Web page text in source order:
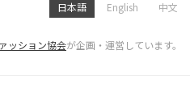
日本語 English 中文
ッション協会が企画・運営しています。